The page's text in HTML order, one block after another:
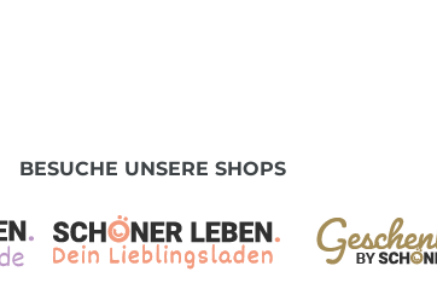
BESUCHE UNSERE SHOPS